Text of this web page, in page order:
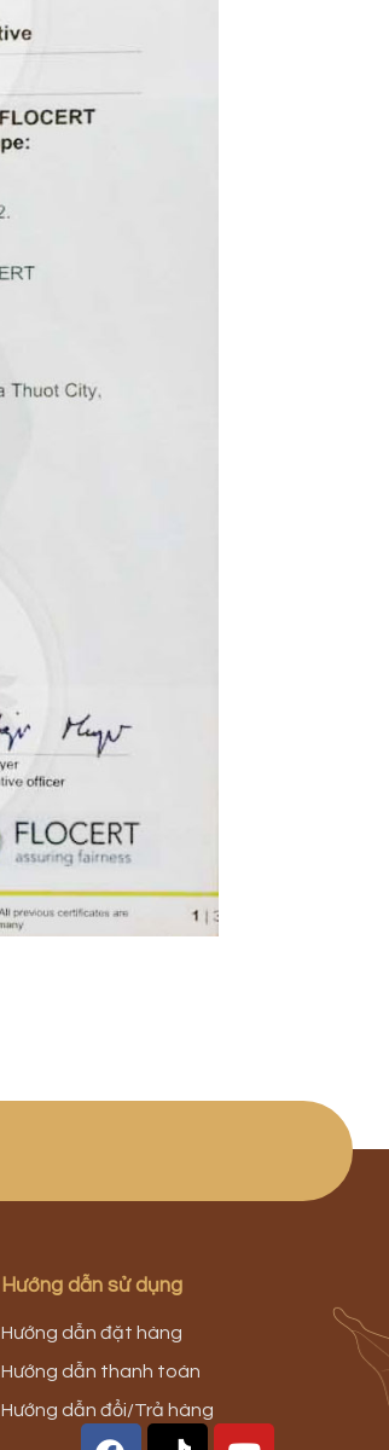
Hướng dẫn sử dụng
Hướng dẫn đặt hàng
Hướng dẫn thanh toán
Hướng dẫn đổi/Trả hàng